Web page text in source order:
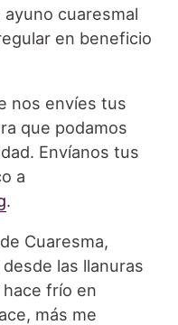
cuaresmal
en beneficio
nos envíes tus
que podamos
Envíanos tus
a
.
Cuaresma,
las llanuras
frío en
más me